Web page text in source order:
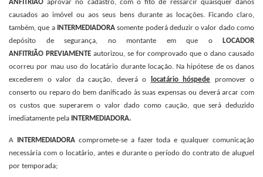
ANFITRIÃOaprovar no cadastro, com o fito de ressarcir quaisquer danos
causados ao imóvel ou aos seus bens durante as locações. Ficando claro,
também, que a
INTERMEDIADORAsomente poderá deduzir o valor dado como
depósito de segurança, no montante em que o
LOCADOR
ANFITRIÃO PREVIAMENTE autorizou, se for comprovado que o dano causado
ocorreu por mau uso do locatário durante locação. Na hipótese de os danos
excederem o valor da caução, deverá o
locatário hóspede promover o
conserto ou reparo do bem danificado às suas expensas ou deverá arcar com
os custos que superarem o valor dado como caução, que será deduzido
imediatamente pela
INTERMEDIADORA.
A INTERMEDIADORAcompromete-se a fazer toda e qualquer comunicação
necessária com o locatário, antes e durante o período do contrato de aluguel
por temporada;